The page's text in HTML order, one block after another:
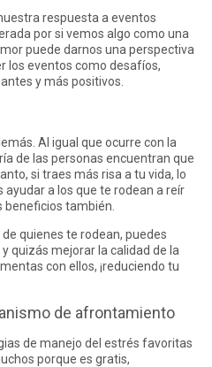
respuesta a eventos
por si vemos algo como una
puede darnos una perspectiva
los eventos como desafíos,
y más positivos.
Al igual que ocurre con la
de las personas encuentran que
si traes más risa a tu vida, lo
a los que te rodean a reír
también.
quienes te rodean, puedes
quizás mejorar la calidad de la
con ellos, ¡reduciendo tu
de afrontamiento
de manejo del estrés favoritas
porque es gratis,